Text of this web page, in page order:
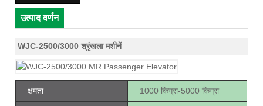
उत्पाद वर्णन
WJC-2500/3000 श्रृंखला मशीनें
क्षमता 1000 किग्रा-5000 किग्रा